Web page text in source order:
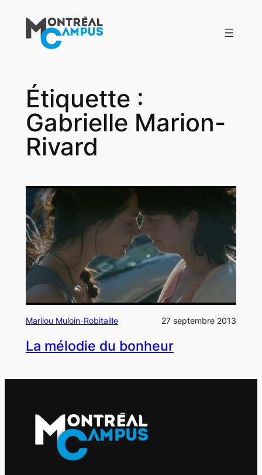
contenu
Étiquette :
Gabrielle Marion-
Rivard
Marilou Muloin-Robitaille 27 septembre 2013
La mélodie du bonheur